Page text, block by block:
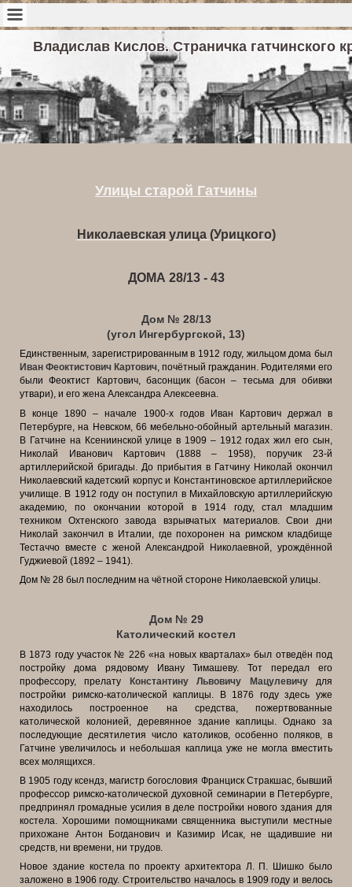
Владислав Кислов. Страничка гатчинского
Улицы старой Гатчины
Николаевская улица (Урицкого)
ДОМА 28/13 - 43
Дом № 28/13
(угол Ингербургской, 13)
Единственным, зарегистрированным в 1912 году, жильцом дома был
Иван Феоктистович Картович, почётный гражданин. Родителями его
были Феоктист Картович, басонщик (басон – тесьма для обивки
утвари), и его жена Александра Алексеевна.
В конце 1890 – начале 1900-х годов Иван Картович держал в
Петербурге, на Невском, 66 мебельно-обойный артельный магазин.
В Гатчине на Ксениинской улице в 1909 – 1912 годах жил его сын,
Николай Иванович Картович (1888 – 1958), поручик 23-й
артиллерийской бригады. До прибытия в Гатчину Николай окончил
Николаевский кадетский корпус и Константиновское артиллерийское
училище. В 1912 году он поступил в Михайловскую артиллерийскую
академию, по окончании которой в 1914 году, стал младшим
техником Охтенского завода взрывчатых материалов. Свои дни
Николай закончил в Италии, где похоронен на римском кладбище
Тестаччо вместе с женой Александрой Николаевной, урождённой
Гуджиевой (1892 – 1941).
Дом № 28 был последним на чётной стороне Николаевской улицы.
Дом № 29
Католический костел
В 1873 году участок № 226 «на новых кварталах» был отведён под
постройку дома рядовому Ивану Тимашеву. Тот передал его
профессору, прелату Константину Львовичу Мацулевичудля
постройки римско-католической каплицы. В 1876 году здесь уже
находилось построенное на средства, пожертвованные
католической колонией, деревянное здание каплицы. Однако за
последующие десятилетия число католиков, особенно поляков, в
Гатчине увеличилось и небольшая каплица уже не могла вместить
всех молящихся.
В 1905 году ксендз, магистр богословия Франциск Стракшас, бывший
профессор римско-католической духовной семинарии в Петербурге,
предпринял громадные усилия в деле постройки нового здания для
костела. Хорошими помощниками священника выступили местные
прихожане Антон Богданович и Казимир Исак, не щадившие ни
средств, ни времени, ни трудов.
Новое здание костела по проекту архитектора Л. П. Шишко было
заложено в 1906 году. Строительство началось в 1909 году и велось